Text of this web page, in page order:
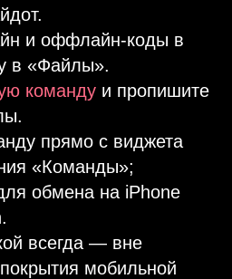
и оффлайн-коды в
в «Файлы».
команду и пропишите
прямо с виджета
«Команды»;
обмена на iPhone
всегда — вне
мобильной